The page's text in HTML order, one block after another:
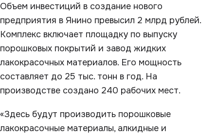
Объем инвестиций в создание нового
предприятия в Янино превысил 2 млрд рублей.
Комплекс включает площадку по выпуску
порошковых покрытий и завод жидких
лакокрасочных материалов. Его мощность
составляет до 25 тыс. тонн в год. На
производстве создано 240 рабочих мест.
«Здесь будут производить порошковые
лакокрасочные материалы, алкидные и